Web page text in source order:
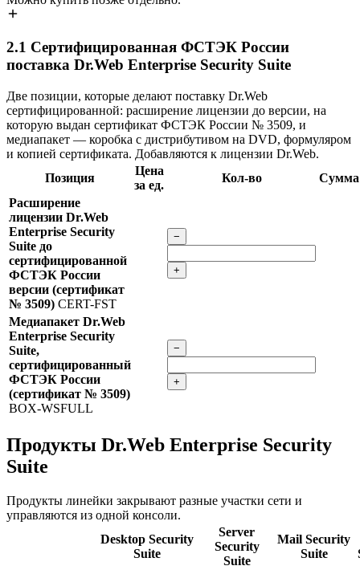
2.1 Сертифицированная ФСТЭК России
поставка Dr.Web Enterprise Security Suite
Две позиции, которые делают поставку Dr.Web
сертифицированной: расширение лицензии до версии, на
которую выдан сертификат ФСТЭК России № 3509, и
медиапакет — коробка с дистрибутивом на DVD, формуляром
и копией сертификата. Добавляются к лицензии Dr.Web.
Позиция
Цена
за ед.
Кол-во
Сумма
Расширение
лицензии Dr.Web
Enterprise Security
Suite до
сертифицированной
ФСТЭК России
версии (сертификат
№ 3509) CERT-FST
−
+
Медиапакет Dr.Web
Enterprise Security
Suite,
сертифицированный
ФСТЭК России
(сертификат № 3509)
BOX-WSFULL
−
+
Продукты Dr.Web Enterprise Security
Suite
Продукты линейки закрывают разные участки сети и
управляются из одной консоли.
Desktop Security
Suite
Server
Security
Suite
Mail Security
Suite